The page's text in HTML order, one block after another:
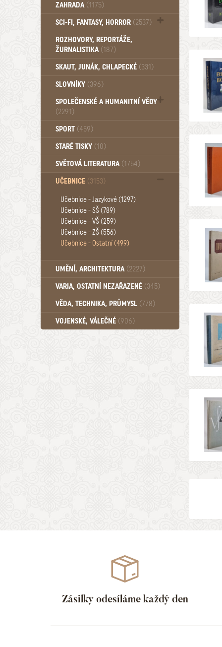
ZAHRADA (1175)
SCI-FI, FANTASY, HORROR (2537)
UFO (14)
ROZHOVORY, REPORTÁŽE,
ŽURNALISTIKA (187)
SKAUT, JUNÁK, CHLAPECKÉ (331)
SLOVNÍKY (396)
SPOLEČENSKÉ A HUMANITNÍ VĚDY
(2291)
Pedagogika (191)
Psychologie a osobní rozvoj (760)
SPORT (459)
STARÉ TISKY (10)
SVĚTOVÁ LITERATURA (1754)
UČEBNICE (3153)
Učebnice - Jazykové (1297)
Učebnice - SŠ (789)
Učebnice - VŠ (259)
Učebnice - ZŠ (556)
Učebnice - Ostatní (499)
UMĚNÍ, ARCHITEKTURA (2227)
VARIA, OSTATNÍ NEZAŘAZENÉ (345)
VĚDA, TECHNIKA, PRŮMYSL (778)
VOJENSKÉ, VÁLEČNÉ (906)
Zásilky odesíláme každý den